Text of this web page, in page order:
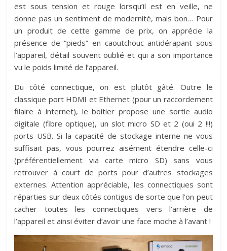
est sous tension et rouge lorsqu’il est en veille, ne
donne pas un sentiment de modernité, mais bon… Pour
un produit de cette gamme de prix, on apprécie la
présence de “pieds” en caoutchouc antidérapant sous
l’appareil, détail souvent oublié et qui a son importance
vu le poids limité de l’appareil.
Du côté connectique, on est plutôt gâté. Outre le
classique port HDMI et Ethernet (pour un raccordement
filaire à internet), le boitier propose une sortie audio
digitale (fibre optique), un slot micro SD et 2 (oui 2 !!!)
ports USB. Si la capacité de stockage interne ne vous
suffisait pas, vous pourrez aisément étendre celle-ci
(préférentiellement via carte micro SD) sans vous
retrouver à court de ports pour d’autres stockages
externes. Attention appréciable, les connectiques sont
réparties sur deux côtés contigus de sorte que l’on peut
cacher toutes les connectiques vers l’arrière de
l’appareil et ainsi éviter d’avoir une face moche à l’avant !